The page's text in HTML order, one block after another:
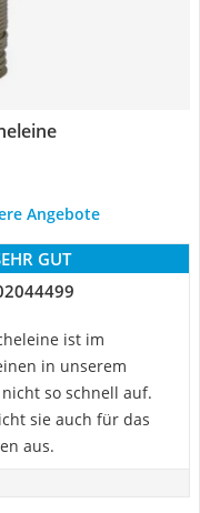
Angebote
GUT
ist im
in unserem
so schnell auf.
sie auch für das
aus.